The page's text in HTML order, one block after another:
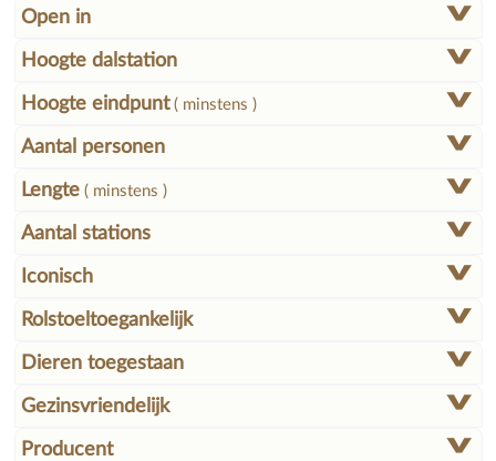
Open in
Hoogte dalstation
Hoogte eindpunt( minstens )
Aantal personen
Lengte( minstens )
Aantal stations
Iconisch
Rolstoeltoegankelijk
Dieren toegestaan
Gezinsvriendelijk
Producent